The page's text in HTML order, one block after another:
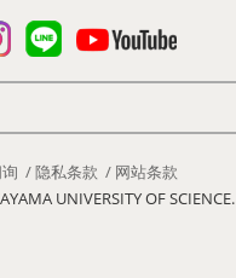
隐私条款
网站条款
UNIVERSITY OF SCIENCE.